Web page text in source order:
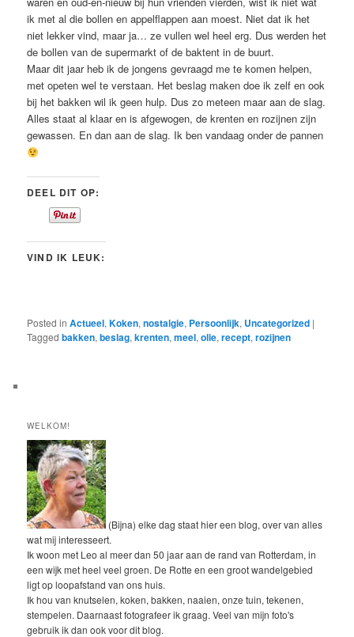
ik met al die bollen en appelflappen aan moest. Niet dat ik het
niet lekker vind, maar ja… ze vullen wel heel erg. Dus werden het
de bollen van de supermarkt of de baktent in de buurt.
Maar dit jaar heb ik de jongens gevraagd me te komen helpen,
met opeten wel te verstaan. Het beslag maken doe ik zelf en ook
bij het bakken wil ik geen hulp. Dus zo meteen maar aan de slag.
Alles staat al klaar en is afgewogen, de krenten en rozijnen zijn
gewassen. En dan aan de slag. Ik ben vandaag onder de pannen
DEEL DIT OP:
VIND IK LEUK:
Posted in Actueel,Koken,nostalgie, Persoonlijk, Uncategorized |
Tagged bakken,beslag,krenten,meel,olie,recept,rozijnen
WELKOM!
(Bijna) elke dag staat hier een blog, over van alles
wat mij interesseert.
Ik woon met Leo al meer dan 50 jaar aan de rand van Rotterdam, in
een wijk met heel veel groen. De Rotte en een groot wandelgebied
ligt op loopafstand van ons huis.
Ik hou van knutselen, koken, bakken, naaien, onze tuin, tekenen,
stempelen. Daarnaast fotografeer ik graag. Veel van mijn foto's
gebruik ik dan ook voor dit blog.